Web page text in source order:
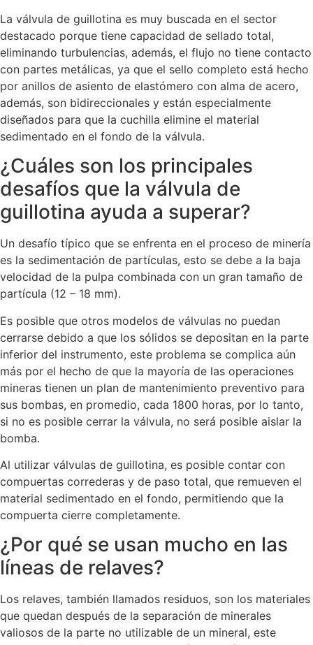
La válvula de guillotina es muy buscada en el sector
destacado porque tiene capacidad de sellado total,
eliminando turbulencias, además, el flujo no tiene contacto
con partes metálicas, ya que el sello completo está hecho
por anillos de asiento de elastómero con alma de acero,
además, son bidireccionales y están especialmente
diseñados para que la cuchilla elimine el material
sedimentado en el fondo de la válvula.
¿Cuáles son los principales
desafíos que la válvula de
guillotina ayuda a superar?
Un desafío típico que se enfrenta en el proceso de minería
es la sedimentación de partículas, esto se debe a la baja
velocidad de la pulpa combinada con un gran tamaño de
partícula (12 – 18 mm).
Es posible que otros modelos de válvulas no puedan
cerrarse debido a que los sólidos se depositan en la parte
inferior del instrumento, este problema se complica aún
más por el hecho de que la mayoría de las operaciones
mineras tienen un plan de mantenimiento preventivo para
sus bombas, en promedio, cada 1800 horas, por lo tanto,
si no es posible cerrar la válvula, no será posible aislar la
bomba.
Al utilizar válvulas de guillotina, es posible contar con
compuertas correderas y de paso total, que remueven el
material sedimentado en el fondo, permitiendo que la
compuerta cierre completamente.
¿Por qué se usan mucho en las
líneas de relaves?
Los relaves, también llamados residuos, son los materiales
que quedan después de la separación de minerales
valiosos de la parte no utilizable de un mineral, este